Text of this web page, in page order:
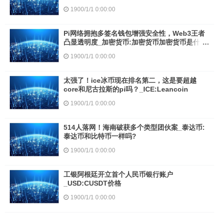
1900/1/1 0:00:00
Pi网络拥抱多签名钱包增强安全性，Web3王者
凸显透明度_加密货币:加密货币加密货币是什么
1900/1/1 0:00:00
太强了！ice冰币现在排名第二，这是要超越
core和尼古拉斯的pi吗？_ICE:Leancoin
1900/1/1 0:00:00
514人落网！海南破获多个类型团伙案_泰达币:
泰达币和比特币一样吗?
1900/1/1 0:00:00
工银阿根廷开立首个人民币银行账户
_USD:CUSDT价格
1900/1/1 0:00:00